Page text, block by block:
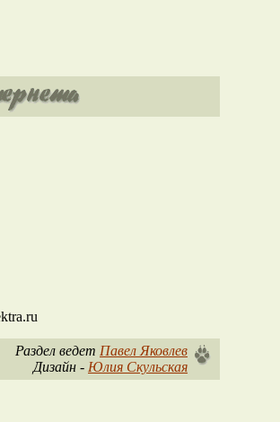
Раздел ведет Павел Яковлев
Дизайн - Юлия Скульская